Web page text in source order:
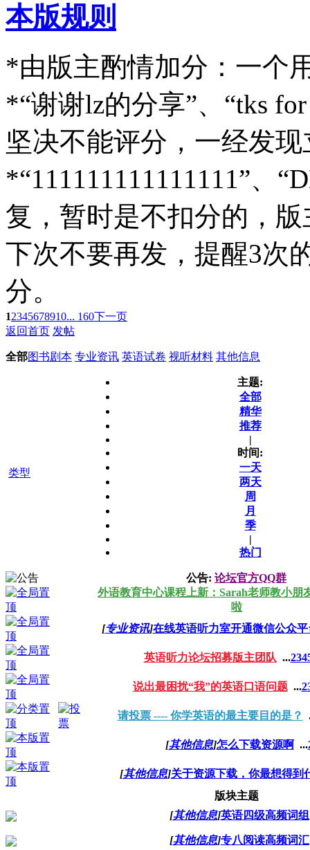
本版规则
*由版主酌情加分：一个
*“谢谢lz的分享”、“tks
坚决不能评分，一经发
*“111111111111111”、
复，暂时是不扣分的，
下次不要再发，提醒3次
分。
12345678910... 160下一页
返回首页 发帖
全部图书剧本 专业资讯 英语试卷 视听材料 其他信息
类型
主题:
全部
精华
推荐
|
时间:
一天
两天
周
月
季
|
热门
公告: 论坛官方QQ群
外语教育中心课程上新：Sarah老师教小朋
啦
[专业资讯]在线英语听力室开通微信公众平
英语听力论坛招募版主团队 ...234
说出最困扰“我”的英语口语问题 ...2
请投票 ---- 你学英语的最主要目的是？
[其他信息]怎么下载资源啊 ...
[其他信息]关于资源下载，你最想得到
版块主题
[其他信息]英语四级高频词组
[其他信息]专八阅读高频词汇